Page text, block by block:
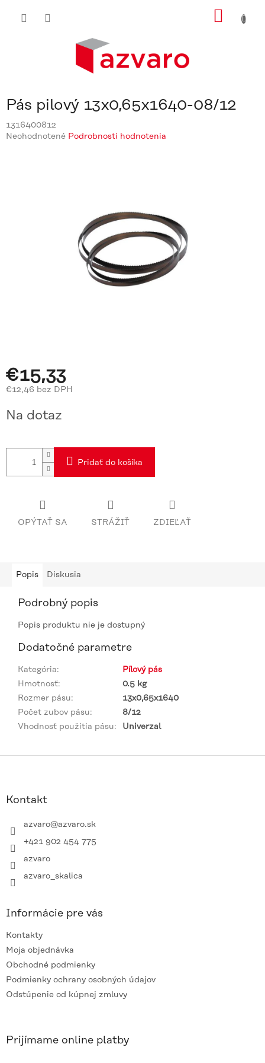
Pás pilový 13x0,65x1640-08/12
1316400812
Priemerné
Neohodnotené Podrobnosti hodnotenia
€15,33
€12,46 bez DPH
cena:
Na dotaz
Pridať do košíka
OPÝTAŤ SA STRÁŽIŤ ZDIEĽAŤ
Popis Diskusia
Podrobný popis
Popis produktu nie je dostupný
Dodatočné parametre
Kategória:
Pílový pás
Hmotnosť:
0.5 kg
Rozmer pásu:
13x0,65x1640
Počet zubov pásu:
8/12
Vhodnosť použitia pásu: Univerzal
Kontakt
azvaro@azvaro.sk
+421 902 454 775
azvaro
azvaro_skalica
Informácie pre vás
Kontakty
Moja objednávka
Obchodné podmienky
Podmienky ochrany osobných údajov
Odstúpenie od kúpnej zmluvy
Prijímame online platby